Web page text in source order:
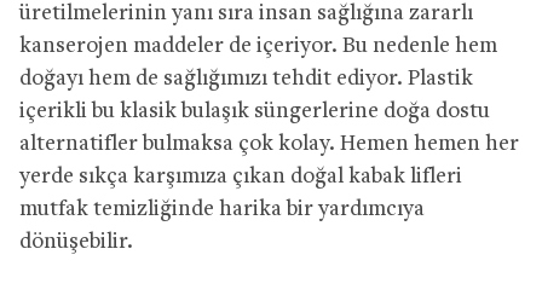
üretilmelerinin yanı sıra insan sağlığına zararlı
kanserojen maddeler de içeriyor. Bu nedenle hem
doğayı hem de sağlığımızı tehdit ediyor. Plastik
içerikli bu klasik bulaşık süngerlerine doğa dostu
alternatifler bulmaksa çok kolay. Hemen hemen her
yerde sıkça karşımıza çıkan doğal kabak lifleri
mutfak temizliğinde harika bir yardımcıya
dönüşebilir.